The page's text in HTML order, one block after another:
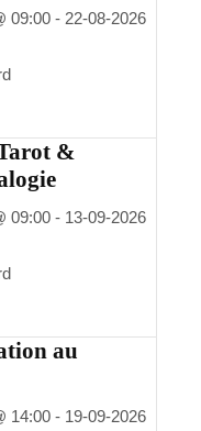
09:00 - 22-08-2026
&
09:00 - 13-09-2026
au
14:00 - 19-09-2026